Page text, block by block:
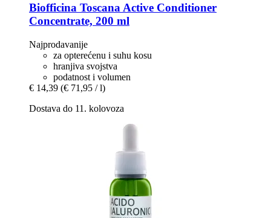
Biofficina Toscana Active Conditioner
Concentrate, 200 ml
Najprodavanije
za opterećenu i suhu kosu
hranjiva svojstva
podatnost i volumen
€ 14,39 (€ 71,95 / l)
Dostava do 11. kolovoza